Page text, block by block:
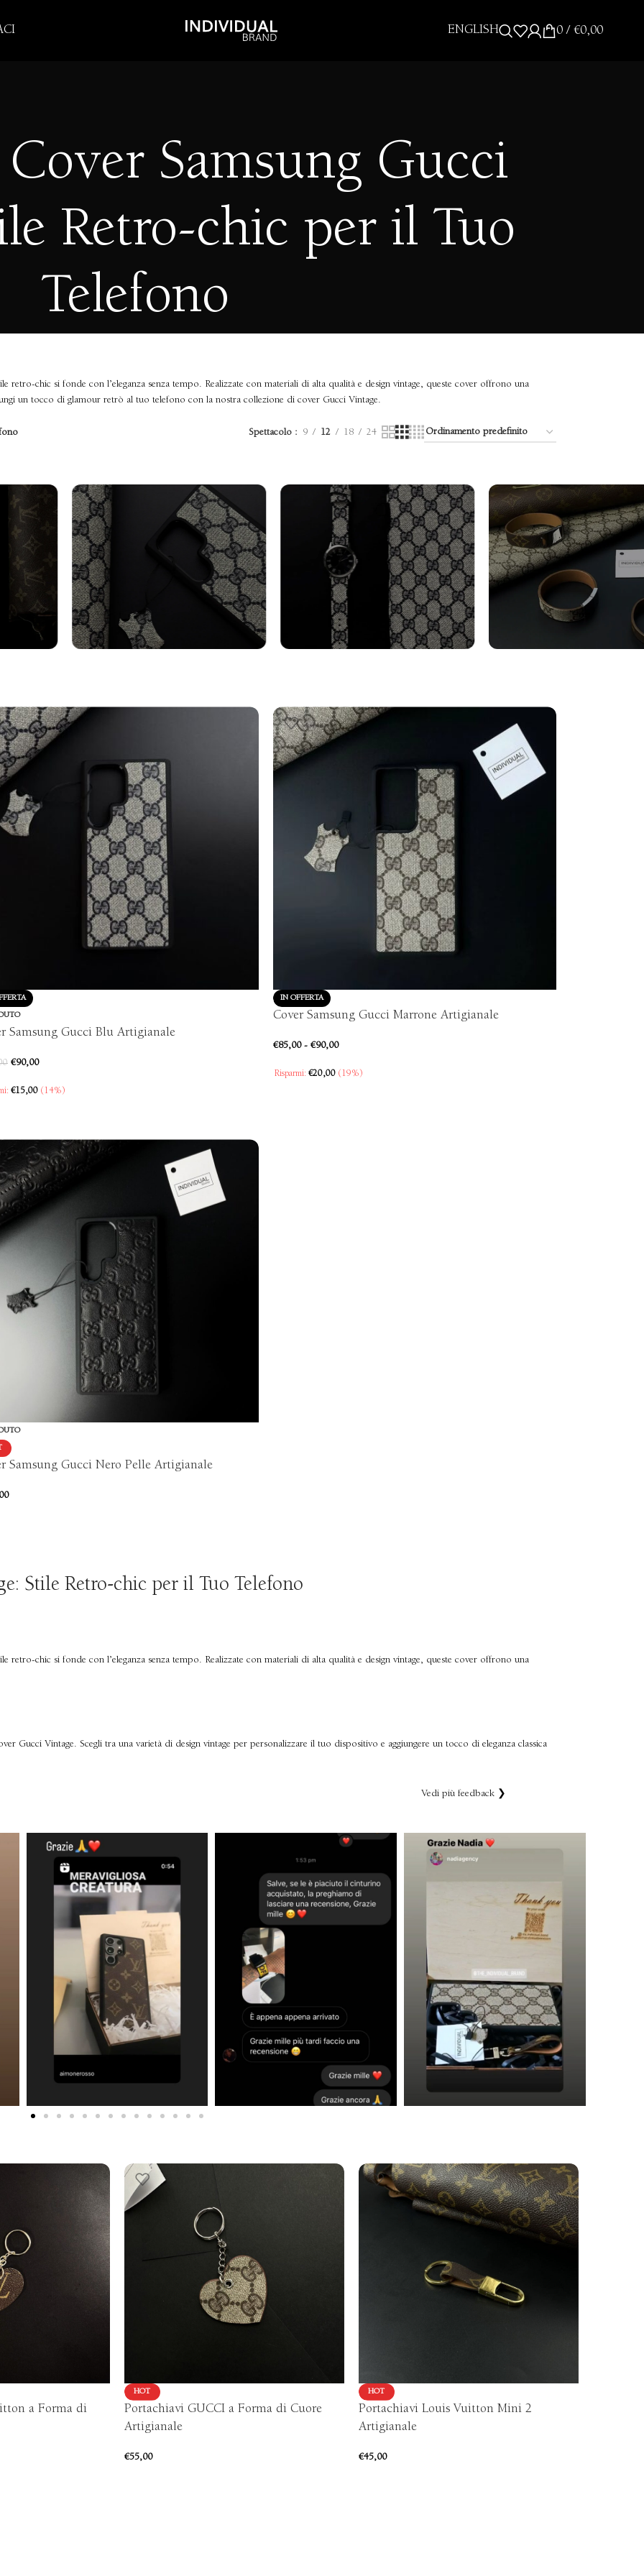
ENGLISH 0/ €0,00
Samsung Gucci
Retro-chic per il Tuo
Telefono
retro-chic si fonde con l’eleganza senza tempo. Realizzate con materiali di alta qualità e design vintage, queste cover offrono una
un tocco di glamour retrò al tuo telefono con la nostra collezione di cover Gucci Vintage.
Spettacolo 9 12 18 24
Vedi altro
Samsung Gucci Blu Artigianale
€90,00
€15,00 (14%)
IN OFFERTA
Cover Samsung Gucci Marrone Artigianale
€85,00 - €90,00
Risparmi: €20,00 (19%)
Samsung Gucci Nero Pelle Artigianale
Stile Retro-chic per il Tuo Telefono
retro-chic si fonde con l’eleganza senza tempo. Realizzate con materiali di alta qualità e design vintage, queste cover offrono una
Gucci Vintage. Scegli tra una varietà di design vintage per personalizzare il tuo dispositivo e aggiungere un tocco di eleganza classica
Vedi più feedback ❯
a Forma di
HOT
Portachiavi GUCCI a Forma di Cuore
Artigianale
€55,00
HOT
Portachiavi Louis Vuitton Mini 2
Artigianale
€45,00